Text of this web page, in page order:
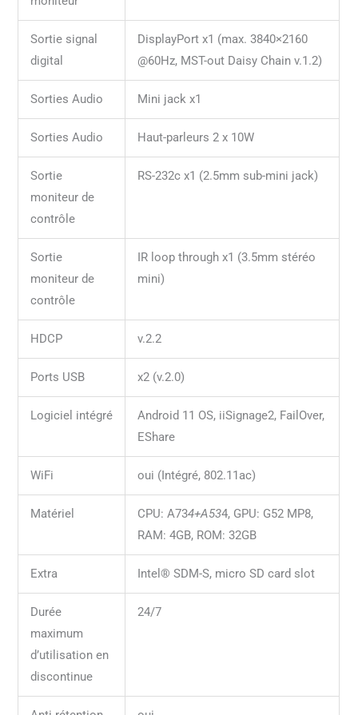
Sortie signal
digital
DisplayPort x1 (max. 3840×2160
@60Hz, MST-out Daisy Chain v.1.2)
Sorties Audio Mini jack x1
Sorties Audio Haut-parleurs 2 x 10W
Sortie
moniteur de
contrôle
RS-232c x1 (2.5mm sub-mini jack)
Sortie
moniteur de
contrôle
IR loop through x1 (3.5mm stéréo
mini)
HDCP v.2.2
Ports USB x2 (v.2.0)
Logiciel intégré
Android 11 OS, iiSignage2, FailOver,
EShare
WiFi oui (Intégré, 802.11ac)
Matériel CPU: A734+A534, GPU: G52 MP8,
RAM: 4GB, ROM: 32GB
Extra Intel® SDM-S, micro SD card slot
Durée
maximum
d’utilisation en
discontinue
24/7